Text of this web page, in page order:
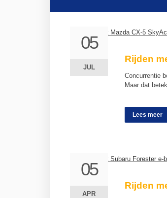
Rijden
Concurrentie
Maar dat
Lees meer
05
JUL
05
JUL
Rijden
05
APR
05
APR